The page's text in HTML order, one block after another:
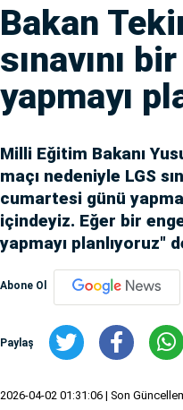
Bakan
sınavını
yapmayı
Milli Eğitim Bakanı
maçı nedeniyle LGS
cumartesi günü
içindeyiz. Eğer bir
yapmayı planlıyoruz"
Abone Ol
Paylaş
2026-04-02 01:31:06 | Son